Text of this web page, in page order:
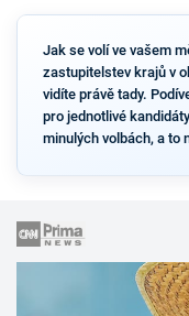
Jak se volí ve vašem
zastupitelstev krajů v
vidíte právě tady.
pro jednotlivé
minulých volbách, a to